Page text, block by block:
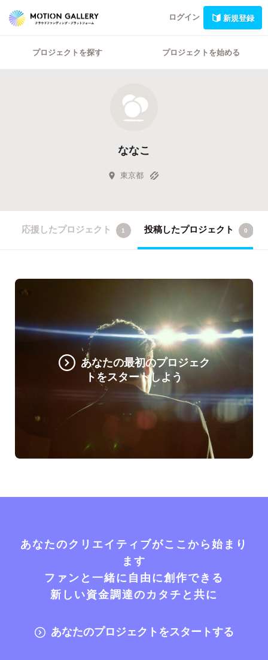
ログイン 新規登録
プロジェクトを探す プロジェクトを始める
ななこ
東京都
応援したプロジェクト 1 投稿したプロジェクト 0
あなたの最初のプロジェク
トをスタートしよう
あなたのクリエイティブがここから始まり
ます
ファンと一緒に自由に創作できる
新しい資金調達のカタチと共に
あなたのプロジェクトをスタートする